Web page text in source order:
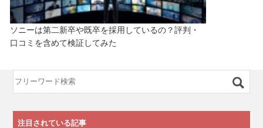
ソニーは第二新卒や既卒を採用しているの？評判・
口コミを含めて検証してみた
注目されている記事